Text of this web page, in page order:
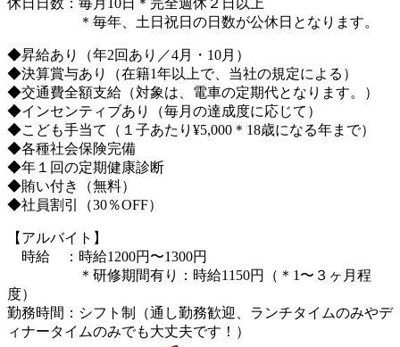
＊毎年、土日祝日の日数が公休日となります。
◆昇給あり（年2回あり／4月・10月）
◆決算賞与あり（在籍1年以上で、当社の規定による）
◆交通費全額支給（対象は、電車の定期代となります。）
◆インセンティブあり（毎月の達成度に応じて）
◆こども手当て（１子あたり¥5,000＊18歳になる年まで）
◆各種社会保険完備
◆年１回の定期健康診断
◆賄い付き（無料）
◆社員割引（30％OFF）
【アルバイト】
時給 ：時給1200円〜1300円
＊研修期間有り：時給1150円（＊1〜３ヶ月程
度）
勤務時間：シフト制（通し勤務歓迎、ランチタイムのみやデ
ィナータイムのみでも大丈夫です！）